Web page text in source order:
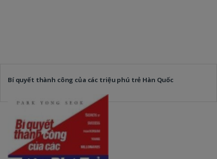
Bí quyết thành công của các triệu phú trẻ Hàn Quốc